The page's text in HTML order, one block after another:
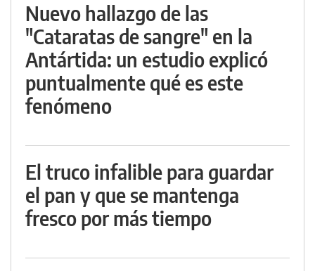
Nuevo hallazgo de las
"Cataratas de sangre" en la
Antártida: un estudio explicó
puntualmente qué es este
fenómeno
El truco infalible para guardar
el pan y que se mantenga
fresco por más tiempo